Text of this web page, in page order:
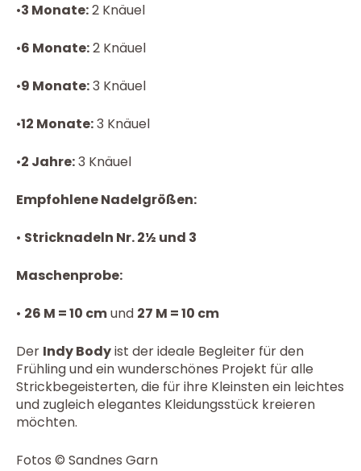
•3 Monate:2 Knäuel
•6 Monate:2 Knäuel
•9 Monate:3 Knäuel
•12 Monate:3 Knäuel
•2 Jahre:3 Knäuel
Empfohlene Nadelgrößen:
• Stricknadeln Nr. 2½ und 3
Maschenprobe:
• 26 M = 10 cmund 27 M = 10 cm
Der Indy Bodyist der ideale Begleiter für den
Frühling und ein wunderschönes Projekt für alle
Strickbegeisterten, die für ihre Kleinsten ein leichtes
und zugleich elegantes Kleidungsstück kreieren
möchten.
Fotos © Sandnes Garn